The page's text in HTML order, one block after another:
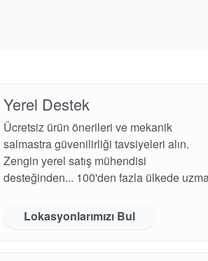
Yerel Destek
Ücretsiz ürün önerileri ve mekanik
salmastra güvenilirliği tavsiyeleri alın.
Zengin yerel satış mühendisi
desteğinden... 100'den fazla ülkede
Lokasyonlarımızı Bul